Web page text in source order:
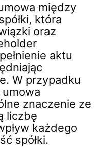
między
która
oraz
aktu
W przypadku
umowa
znaczenie ze
liczbę
każdego
spółki.